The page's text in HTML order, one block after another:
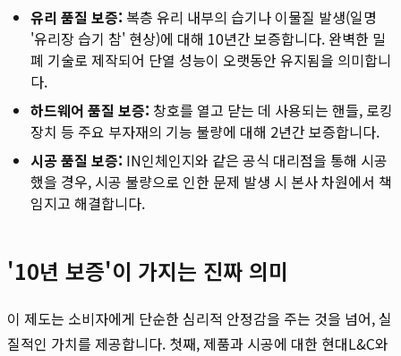
유리 품질 보증: 복층 유리 내부의 습기나 이물질 발생(일명
'유리장 습기 참' 현상)에 대해 10년간 보증합니다. 완벽한 밀
폐 기술로 제작되어 단열 성능이 오랫동안 유지됨을 의미합니
다.
하드웨어 품질 보증: 창호를 열고 닫는 데 사용되는 핸들, 로킹
장치 등 주요 부자재의 기능 불량에 대해 2년간 보증합니다.
시공 품질 보증: IN인체인지와 같은 공식 대리점을 통해 시공
했을 경우, 시공 불량으로 인한 문제 발생 시 본사 차원에서 책
임지고 해결합니다.
'10년 보증'이 가지는 진짜 의미
이 제도는 소비자에게 단순한 심리적 안정감을 주는 것을 넘어, 실
질적인 가치를 제공합니다. 첫째, 제품과 시공에 대한 현대L&C와